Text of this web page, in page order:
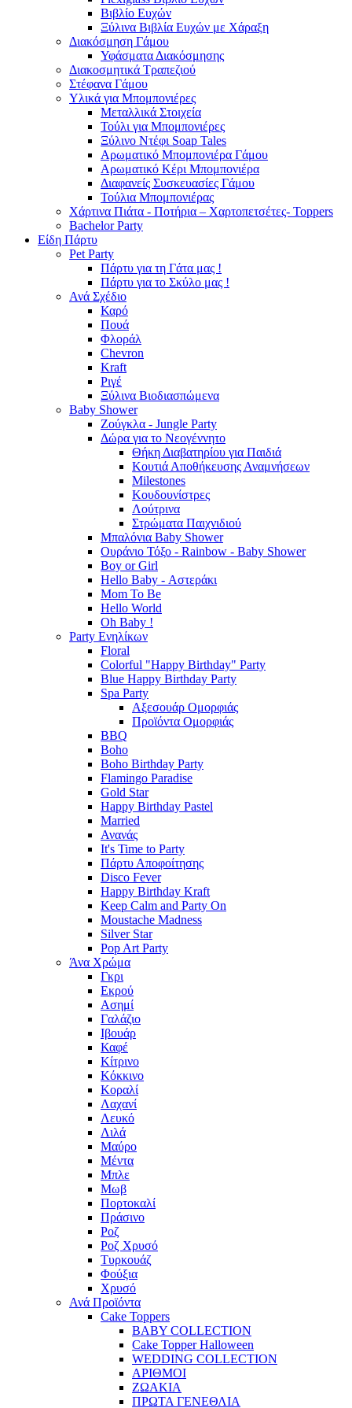
Βιβλίο Ευχών
Ξύλινα Βιβλία Ευχών με Χάραξη
Διακόσμηση Γάμου
Υφάσματα Διακόσμησης
Διακοσμητικά Τραπεζιού
Στέφανα Γάμου
Υλικά για Μπομπονιέρες
Μεταλλικά Στοιχεία
Τούλι για Μπομπονιέρες
Ξύλινο Ντέφι Soap Tales
Αρωματικό Μπομπονιέρα Γάμου
Αρωματικό Κέρι Μπομπονιέρα
Διαφανείς Συσκευασίες Γάμου
Τούλια Μπομπονιέρας
Χάρτινα Πιάτα - Ποτήρια – Χαρτοπετσέτες- Toppers
Bachelor Party
Είδη Πάρτυ
Pet Party
Πάρτυ για τη Γάτα μας !
Πάρτυ για το Σκύλο μας !
Ανά Σχέδιο
Καρό
Πουά
Φλοράλ
Chevron
Kraft
Ριγέ
Ξύλινα Βιοδιασπώμενα
Baby Shower
Ζούγκλα - Jungle Party
Δώρα για το Νεογέννητο
Θήκη Διαβατηρίου για Παιδιά
Κουτιά Αποθήκευσης Αναμνήσεων
Milestones
Κουδουνίστρες
Λούτρινα
Στρώματα Παιχνιδιού
Μπαλόνια Baby Shower
Ουράνιο Τόξο - Rainbow - Baby Shower
Boy or Girl
Hello Baby - Αστεράκι
Mom To Be
Hello World
Oh Baby !
Party Ενηλίκων
Floral
Colorful "Happy Birthday" Party
Blue Happy Birthday Party
Spa Party
Αξεσουάρ Ομορφιάς
Προϊόντα Ομορφιάς
BBQ
Boho
Boho Birthday Party
Flamingo Paradise
Gold Star
Happy Birthday Pastel
Married
Ανανάς
It's Time to Party
Πάρτυ Αποφοίτησης
Disco Fever
Happy Birthday Kraft
Keep Calm and Party On
Moustache Madness
Silver Star
Pop Art Party
Άνα Χρώμα
Γκρι
Εκρού
Ασημί
Γαλάζιο
Ιβουάρ
Καφέ
Κίτρινο
Κόκκινο
Κοραλί
Λαχανί
Λευκό
Λιλά
Μαύρο
Μέντα
Μπλε
Μωβ
Πορτοκαλί
Πράσινο
Ροζ
Ροζ Χρυσό
Τυρκουάζ
Φούξια
Χρυσό
Ανά Προϊόντα
Cake Toppers
BABY COLLECTION
Cake Topper Halloween
WEDDING COLLECTION
ΑΡΙΘΜΟΙ
ΖΩΑΚΙΑ
ΠΡΩΤΑ ΓΕΝΕΘΛΙΑ